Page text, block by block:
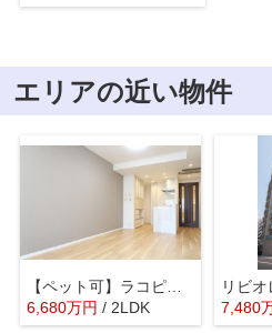
エリアの近い物件
【ペット可】ラコピエ四谷三丁目
6,680万円 / 2LDK
リビ
7,480